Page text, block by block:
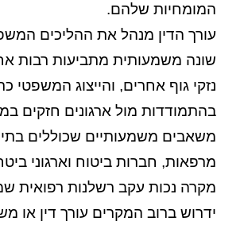
המומחיות שלהם.
עורך הדין מנהל את ההליכים
שונה משמעותית מתביעות רבות
נזקי גוף אחרים, והייצוג המשפטי
בהתמודדות מול ארגונים חזקים
משאבים משמעותיים שכוללים
מרפאות, חברות ביטוח וארגוני
מקרה נכות עקב רשלנות רפואית
ידרוש ברוב המקרים עורך דין או